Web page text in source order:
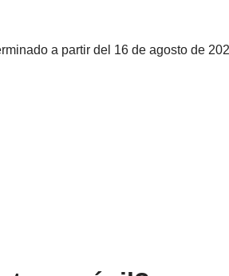
a partir del 16 de agosto de